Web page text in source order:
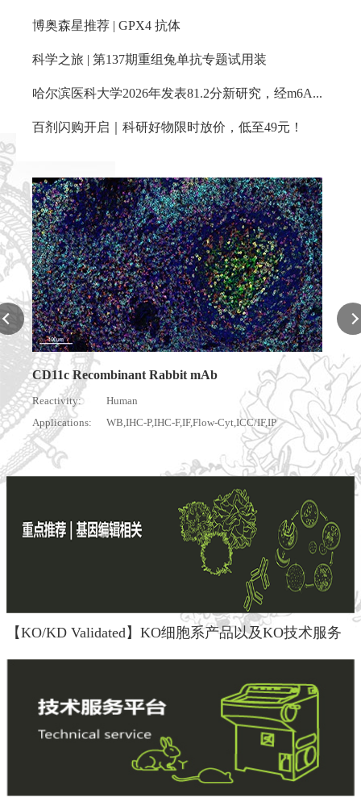
博奥森星推荐 | GPX4 抗体
科学之旅 | 第137期重组兔单抗专题试用装
哈尔滨医科大学2026年发表81.2分新研究，经m6A修饰的circArhgap26通过抑制PKP1棕榈酰化减轻心肌缺血再灌注损伤
百剂闪购开启｜科研好物限时放价，低至49元！
P53 Recombinant Rabbit mAb
Reactivity:
Human
Applications:
WB,IHC-P,IHC-F,IF,Flow-Cyt,ICC/IF
【KO/KD Validated】KO细胞系产品以及KO技术服务